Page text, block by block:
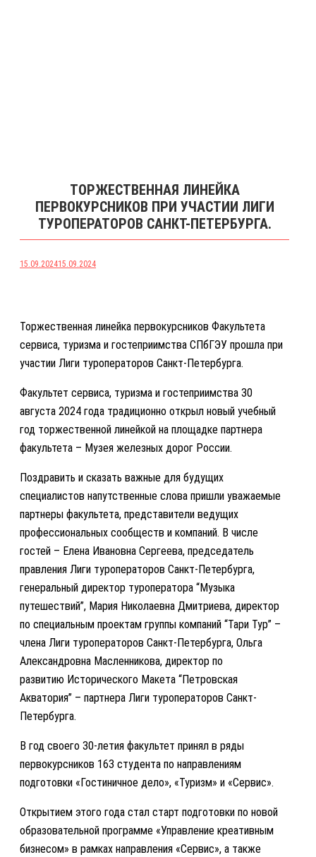
ТОРЖЕСТВЕННАЯ ЛИНЕЙКА
ПЕРВОКУРСНИКОВ ПРИ УЧАСТИИ ЛИГИ
ТУРОПЕРАТОРОВ САНКТ-ПЕТЕРБУРГА.
15.09.202415.09.2024
Торжественная линейка первокурсников Факультета
сервиса, туризма и гостеприимства СПбГЭУ прошла при
участии Лиги туроператоров Санкт-Петербурга.
Факультет сервиса, туризма и гостеприимства 30
августа 2024 года традиционно открыл новый учебный
год торжественной линейкой на площадке партнера
факультета – Музея железных дорог России.
Поздравить и сказать важные для будущих
специалистов напутственные слова пришли уважаемые
партнеры факультета, представители ведущих
профессиональных сообществ и компаний. В числе
гостей – Елена Ивановна Сергеева, председатель
правления Лиги туроператоров Санкт-Петербурга,
генеральный директор туроператора “Музыка
путешествий”, Мария Николаевна Дмитриева, директор
по специальным проектам группы компаний “Тари Тур” –
члена Лиги туроператоров Санкт-Петербурга, Ольга
Александровна Масленникова, директор по
развитию Исторического Макета “Петровская
Акватория” – партнера Лиги туроператоров Санкт-
Петербурга.
В год своего 30-летия факультет принял в ряды
первокурсников 163 студента по направлениям
подготовки «Гостиничное дело», «Туризм» и «Сервис».
Открытием этого года стал старт подготовки по новой
образовательной программе «Управление креативным
бизнесом» в рамках направления «Сервис», а также